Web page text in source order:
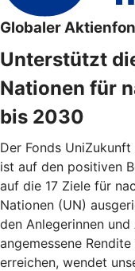
Globaler
Unterstützt
Nationen für
bis 2030
Der Fonds
ist auf den positiven
auf die 17 Ziele für
Nationen (UN)
den Anlegerinnen
angemessene
erreichen, wendet